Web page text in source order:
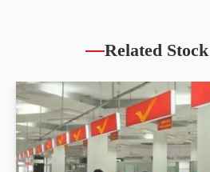
Related